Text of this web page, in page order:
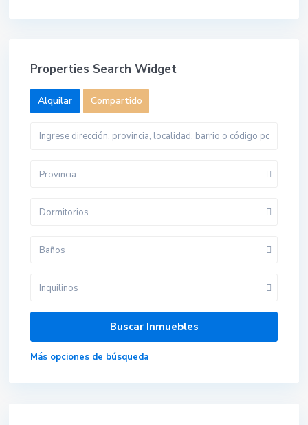
Properties Search Widget
Alquilar Compartido
Provincia
Dormitorios
Baños
Inquilinos
Más opciones de búsqueda